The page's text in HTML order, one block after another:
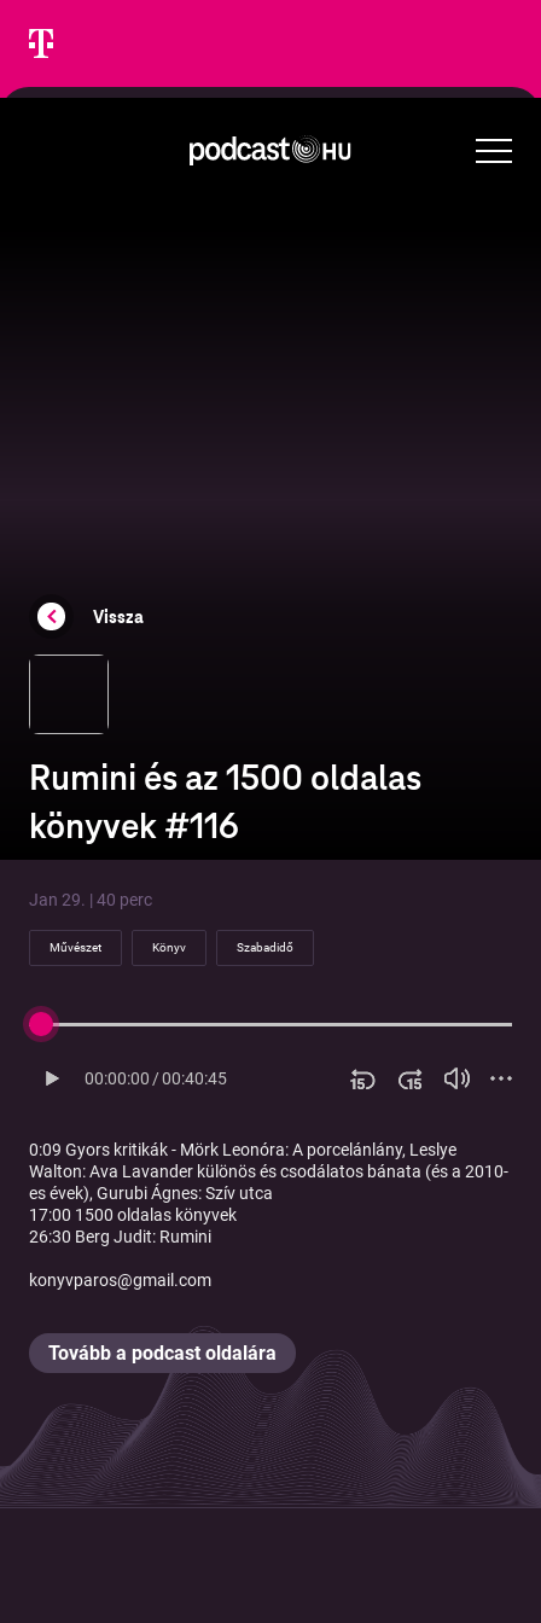
Vissza
Rumini és az 1500 oldalas
könyvek #116
Jan 29. | 40 perc
Művészet Könyv Szabadidő
00:00:00/00:40:45
0:09 Gyors kritikák - Mörk Leonóra: A porcelánlány, Leslye
Walton: Ava Lavander különös és csodálatos bánata (és a 2010-
es évek), Gurubi Ágnes: Szív utca
17:00 1500 oldalas könyvek
26:30 Berg Judit: Rumini
konyvparos@gmail.com
Tovább a podcast oldalára